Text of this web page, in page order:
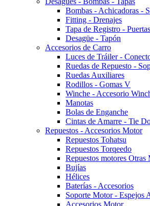
Bombas - Achicadoras -
Fitting - Drenajes
Tapa de Registro - Puertas
Desagüe - Tapón
Accesorios de Carro
Luces de Tráiler -
Ruedas de Repuesto -
Ruedas Auxiliares
Rodillos - Gomas V
Winche - Accesorio
Manotas
Bolas de Enganche
Cintas de Amarre - Tie
Repuestos - Accesorios Motor
Repuestos Tohatsu
Repuestos Torqeedo
Repuestos motores Otras
Bujías
Hélices
Baterías - Accesorios
Soporte Motor - Espejos
Accesorios Motor